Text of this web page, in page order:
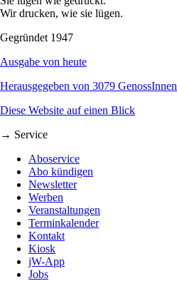
Wir drucken, wie sie lügen.
Gegründet 1947
Ausgabe von heute
Herausgegeben von 3079 GenossInnen
Diese Website auf einen Blick
→ Service
Aboservice
Abo kündigen
Newsletter
Werben
Veranstaltungen
Terminkalender
Kontakt
Kiosk
jW-App
Jobs